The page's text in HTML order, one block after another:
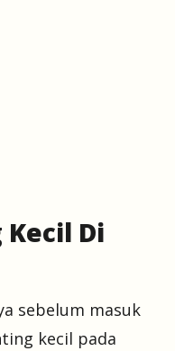
Di
sebelum masuk
kecil pada